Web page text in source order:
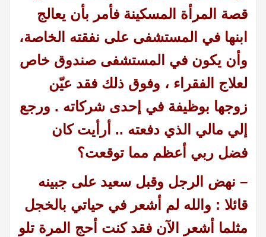
قصة المرأة المسكينة فأمر بأن يعالج
ابنها في المستشفى على نفقته الخاصة،
وأن يكون في المستشفى صندوق خاص
لعلاج الفقراء ، وفوق ذلك فقد عيّن
زوجها بوظيفة في إحدى شركاته . ورجع
إلي مالي الذي دفعته .. أرأيت كان
فضل ربي أعظم مما توقعت؟
– نهض الرجل وقبل سعيد على جبينه
قائلا : والله لم أشعر في حياتي بالخجل
مثلما أشعر الآن فقد كنت أحج المرة تلو